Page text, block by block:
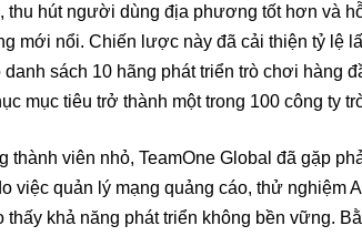
thu hút người dùng địa phương tốt hơn và
mới nổi. Chiến lược này đã cải thiện tỷ lệ
sách 10 hãng phát triển trò chơi hàng
mục tiêu trở thành một trong 100 công ty
thành viên nhỏ, TeamOne Global đã gặp
việc quản lý mạng quảng cáo, thử nghiệm
thấy khả năng phát triển không bền vững.